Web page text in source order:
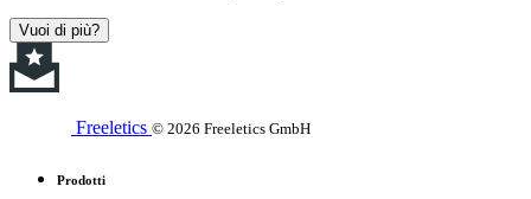
Vuoi di più?
Freeletics © 2026 Freeletics GmbH
Prodotti